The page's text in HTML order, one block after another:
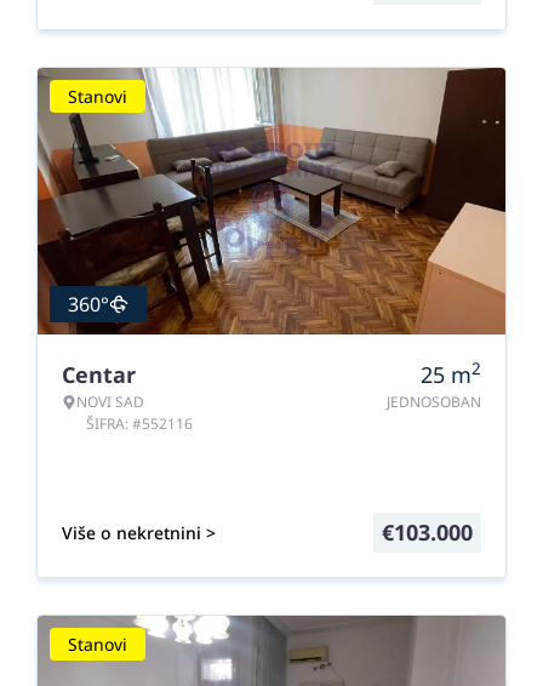
Stanovi
360°
Centar
NOVI SAD
ŠIFRA: #552116
25 m2
JEDNOSOBAN
Više o nekretnini > €103.000
Stanovi